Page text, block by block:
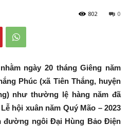
Tiên
Lãng
0
802
ngày 20 tháng Giêng năm
Phúc (xã Tiên Thắng, huyện
như thường lệ hàng năm đã
hội xuân năm Quý Mão – 2023
đường ngôi Đại Hùng Bảo Điện